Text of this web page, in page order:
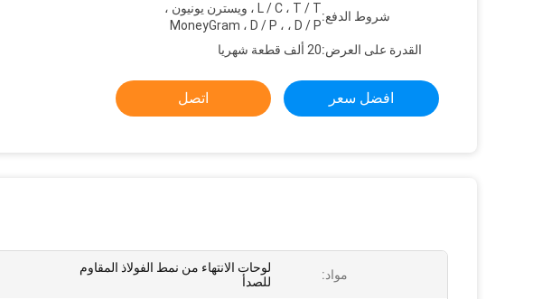
شروط الدفع:
L / C ، T / T ، ويسترن يونيون ،
MoneyGram ، D / P ، ، D / P
القدرة على العرض:20 ألف قطعة شهريا
افضل سعر اتصل
مواد:
لوحات الانتهاء من نمط الفولاذ المقاوم
للصدأ